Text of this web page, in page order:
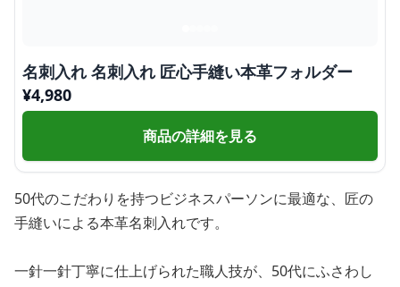
名刺入れ 名刺入れ 匠心手縫い本革フォルダー
¥4,980
商品の詳細を見る
50代のこだわりを持つビジネスパーソンに最適な、匠の
手縫いによる本革名刺入れです。
一針一針丁寧に仕上げられた職人技が、50代にふさわし